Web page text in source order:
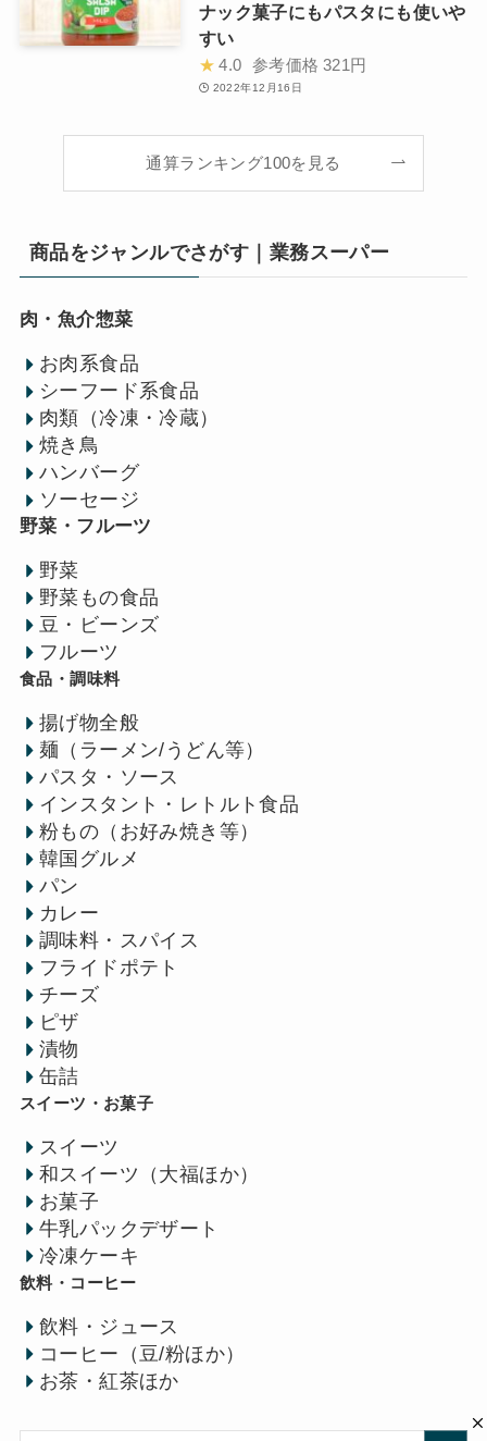
ナック菓子にもパスタにも使いや
すい
★ 4.0 参考価格 321円
2022年12月16日
通算ランキング100を見る
商品をジャンルでさがす｜業務スーパー
肉・魚介惣菜
お肉系食品
シーフード系食品
肉類（冷凍・冷蔵）
焼き鳥
ハンバーグ
ソーセージ
野菜・フルーツ
野菜
野菜もの食品
豆・ビーンズ
フルーツ
食品・調味料
揚げ物全般
麺（ラーメン/うどん等）
パスタ・ソース
インスタント・レトルト食品
粉もの（お好み焼き等）
韓国グルメ
パン
カレー
調味料・スパイス
フライドポテト
チーズ
ピザ
漬物
缶詰
スイーツ・お菓子
スイーツ
和スイーツ（大福ほか）
お菓子
牛乳パックデザート
冷凍ケーキ
飲料・コーヒー
飲料・ジュース
コーヒー（豆/粉ほか）
お茶・紅茶ほか